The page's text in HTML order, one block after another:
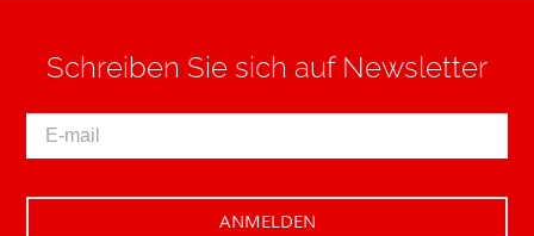
Schreiben Sie sich auf Newsletter